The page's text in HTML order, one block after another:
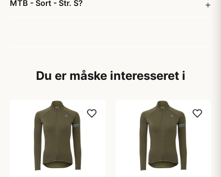
MTB - Sort - Str. S?
Du er måske interesseret i